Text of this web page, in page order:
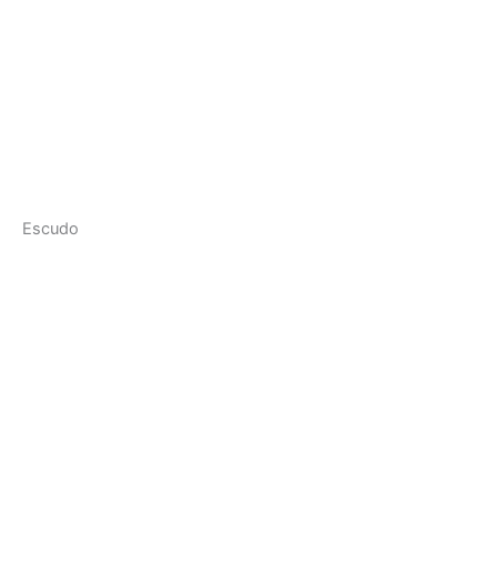
Escudo